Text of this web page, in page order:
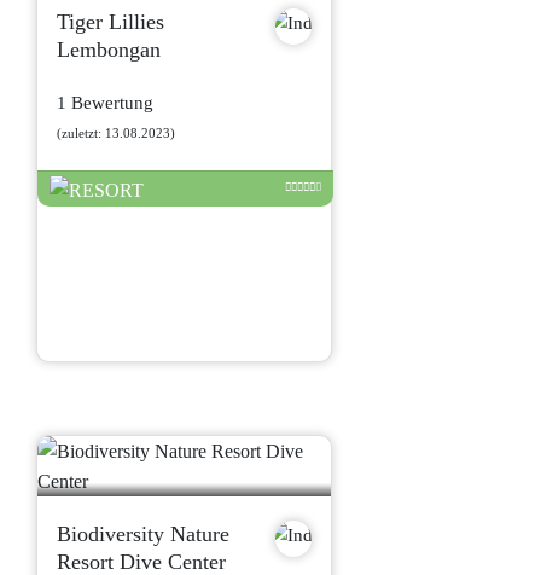
Tiger Lillies
Lembongan
1 Bewertung
(zuletzt: 13.08.2023)
Biodiversity Nature
Resort Dive Center